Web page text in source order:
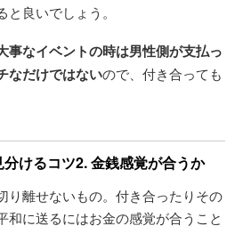
良いでしょう。
事なイベントの時は男性側が支払っ
なだけではないので、付き合っても
けるコツ2. 金銭感覚が合うか
り離せないもの。付き合ったりその
和に送るにはお金の感覚が合うこと